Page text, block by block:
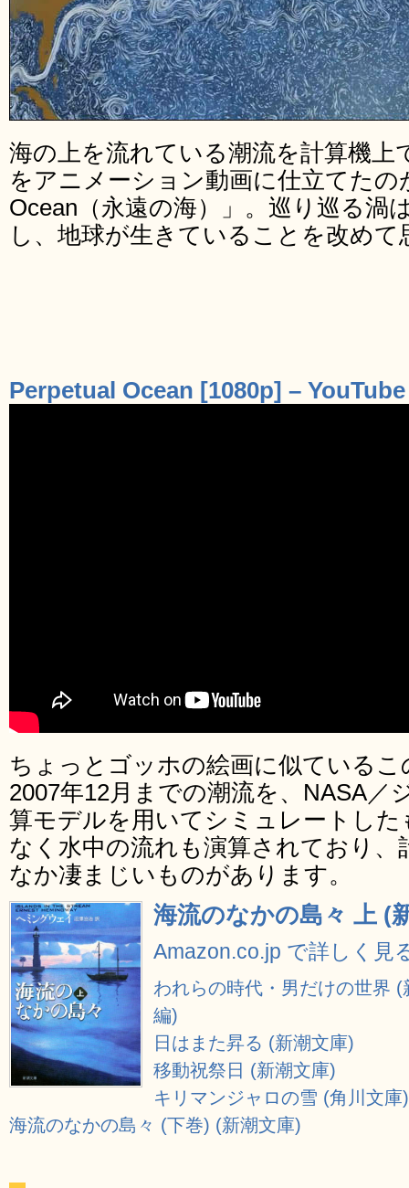
海の上を流れている潮流を計算機上
をアニメーション動画に仕立てたの
Ocean（永遠の海）」。巡り巡る渦
し、地球が生きていることを改めて
Perpetual Ocean [1080p] – YouTube
ちょっとゴッホの絵画に似ているこ
2007年12月までの潮流を、NASA／
算モデルを用いてシミュレートし
なく水中の流れも演算されており、
なか凄まじいものがあります。
海流のなかの島々 上 (
Amazon.co.jp で詳しく見
われらの時代・男だけの世界
編)
日はまた昇る (新潮文庫)
移動祝祭日 (新潮文庫)
キリマンジャロの雪 (角川文庫)
海流のなかの島々 (下巻) (新潮文庫)